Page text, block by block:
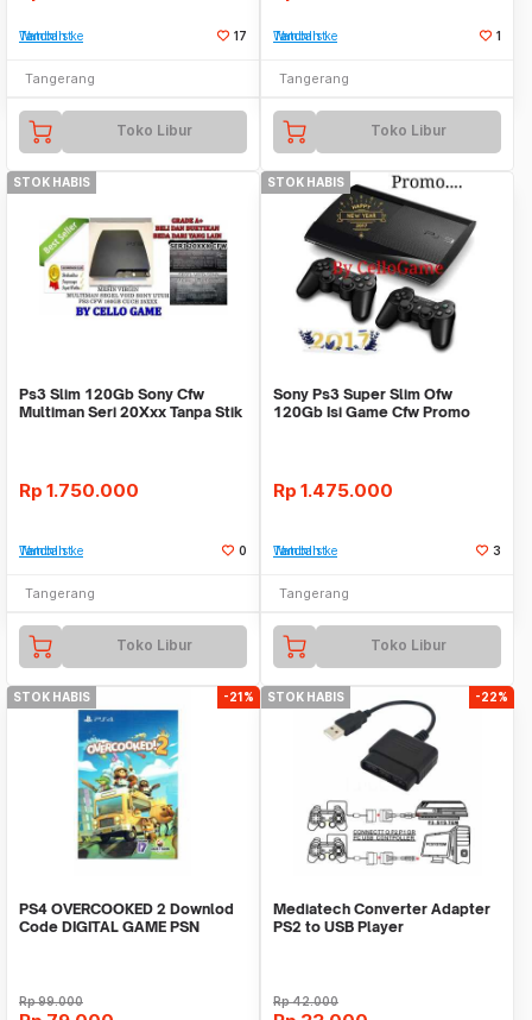
Tambah ke Watchlist 17
Tangerang
Toko Libur
Tambah ke Watchlist 1
Tangerang
Toko Libur
STOK HABIS
Ps3 Slim 120Gb Sony Cfw
Multiman Seri 20Xxx Tanpa Stik
Rp 1.750.000
Tambah ke Watchlist 0
Tangerang
Toko Libur
STOK HABIS
Sony Ps3 Super Slim Ofw
120Gb Isi Game Cfw Promo
Rp 1.475.000
Tambah ke Watchlist 3
Tangerang
Toko Libur
STOK HABIS -21%
PS4 OVERCOOKED 2 Downlod
Code DIGITAL GAME PSN
Rp99.000
STOK HABIS -22%
Mediatech Converter Adapter
PS2 to USB Player
Rp42.000